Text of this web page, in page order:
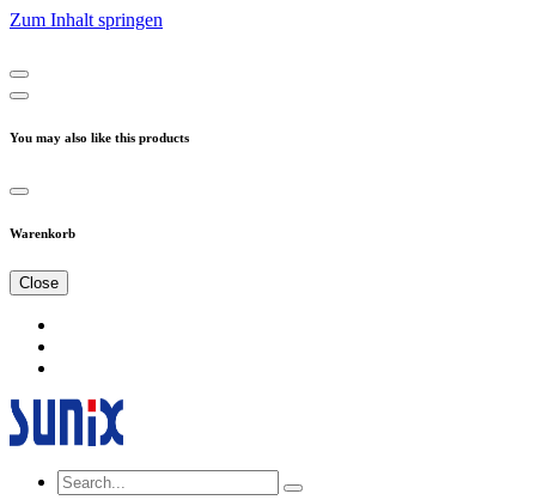
Zum Inhalt springen
You may also like this products
Warenkorb
Close